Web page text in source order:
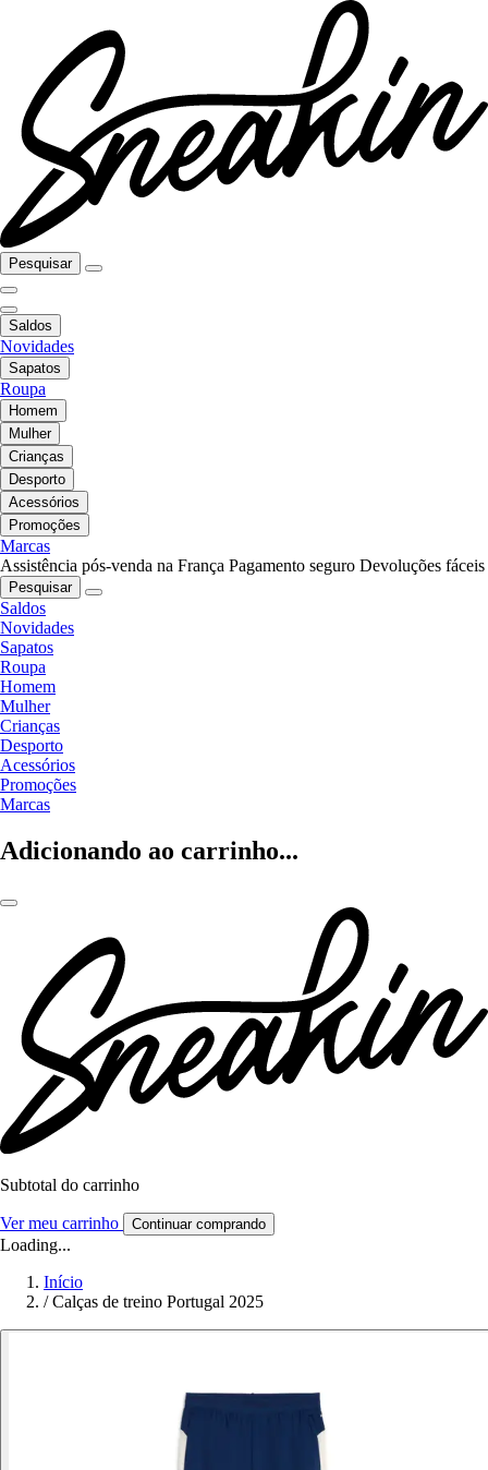
Pesquisar
Saldos
Novidades
Sapatos
Roupa
Homem
Mulher
Crianças
Desporto
Acessórios
Promoções
Marcas
Assistência pós-venda na França Pagamento seguro Devoluções fáceis
Pesquisar
Saldos
Novidades
Sapatos
Roupa
Homem
Mulher
Crianças
Desporto
Acessórios
Promoções
Marcas
Adicionando ao carrinho...
Subtotal do carrinho
Ver meu carrinho Continuar comprando
Loading...
Início
/ Calças de treino Portugal 2025